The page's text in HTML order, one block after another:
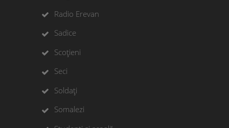
Radio Erevan
Sadice
Scoțieni
Seci
Soldați
Somalezi